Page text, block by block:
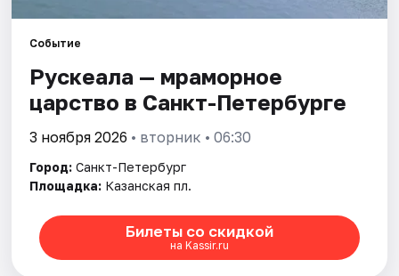
Событие
Рускеала — мраморное
царство в Санкт-Петербурге
3 ноября 2026 • вторник • 06:30
Город: Санкт-Петербург
Площадка: Казанская пл.
Билеты со скидкой
на Kassir.ru